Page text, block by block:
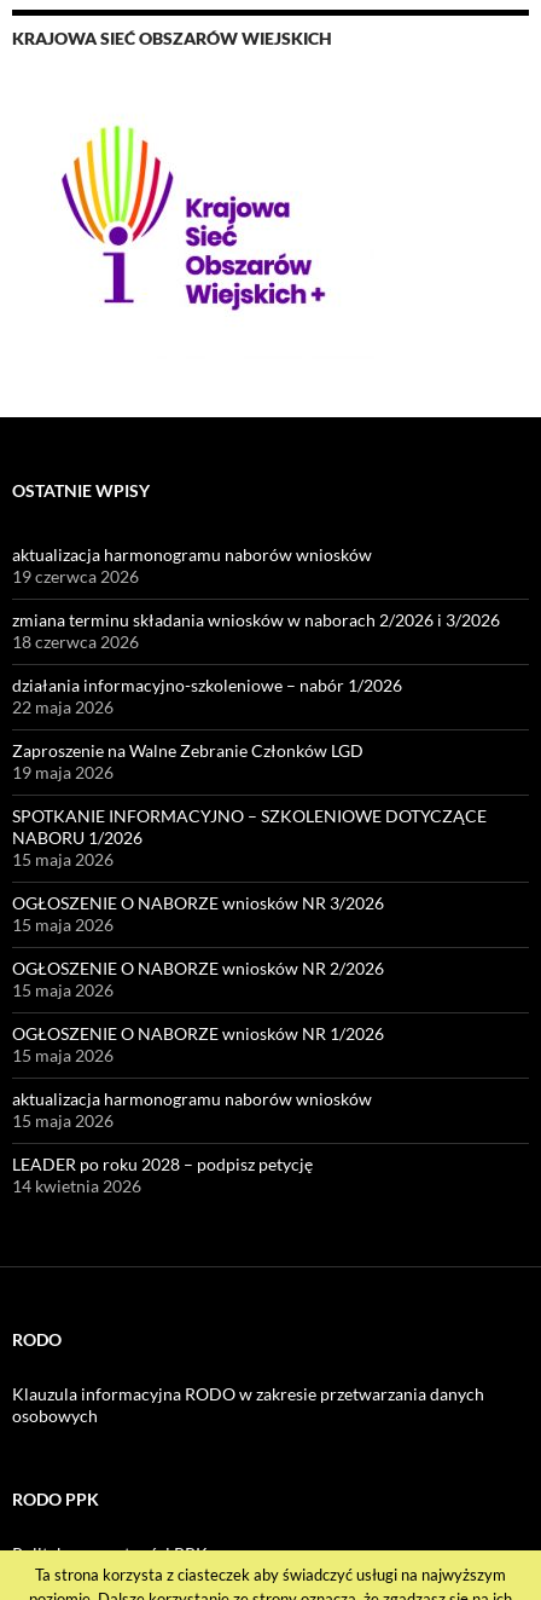
KRAJOWA SIEĆ OBSZARÓW WIEJSKICH
OSTATNIE WPISY
aktualizacja harmonogramu naborów wniosków
19 czerwca 2026
zmiana terminu składania wniosków w naborach 2/2026 i 3/2026
18 czerwca 2026
działania informacyjno-szkoleniowe – nabór 1/2026
22 maja 2026
Zaproszenie na Walne Zebranie Członków LGD
19 maja 2026
SPOTKANIE INFORMACYJNO – SZKOLENIOWE DOTYCZĄCE
NABORU 1/2026
15 maja 2026
OGŁOSZENIE O NABORZE wniosków NR 3/2026
15 maja 2026
OGŁOSZENIE O NABORZE wniosków NR 2/2026
15 maja 2026
OGŁOSZENIE O NABORZE wniosków NR 1/2026
15 maja 2026
aktualizacja harmonogramu naborów wniosków
15 maja 2026
LEADER po roku 2028 – podpisz petycję
14 kwietnia 2026
RODO
Klauzula informacyjna RODO w zakresie przetwarzania danych
osobowych
RODO PPK
Polityka prywatności PPK
Ta strona korzysta z ciasteczek aby świadczyć usługi na najwyższym